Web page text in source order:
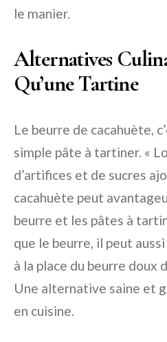
le manier.
Alternatives
Qu’une Tartine
Le beurre de cacahuète,
simple pâte à tartiner. «
d’artifices et de sucres
cacahuète peut
beurre et les pâtes à
que le beurre, il peut
à la place du beurre doux
Une alternative saine et
en cuisine.